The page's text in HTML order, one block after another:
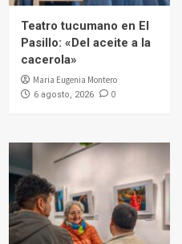
Teatro tucumano en El
Pasillo: «Del aceite a la
cacerola»
Maria Eugenia Montero
6 agosto, 2026 0